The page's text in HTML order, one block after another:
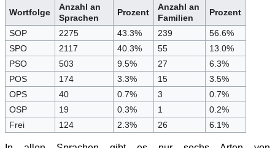
Wortfolge
Anzahl an
Sprachen
Prozent
Anzahl an
Familien
Prozent
SOP 2275 43.3% 239
56.6%
SPO
2117 40.3% 55
13.0%
PSO
503 9.5% 27
6.3%
POS
174 3.3% 15
3.5%
OPS
40 0.7% 3
0.7%
OSP
19 0.3% 1
0.2%
Frei
124 2.3% 26 6.1%